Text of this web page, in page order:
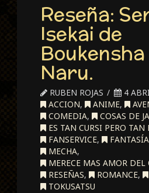
Reseña:
Isekai de
Boukensha
Naru.
RUBEN ROJAS
4
ACCION, ANIME,
COMEDIA, COSAS DE
ES TAN CURSI PERO
FANSERVICE, FANTASÍA
MECHA,
MERECE MAS AMOR DEL
RESEÑAS, ROMANCE,
TOKUSATSU